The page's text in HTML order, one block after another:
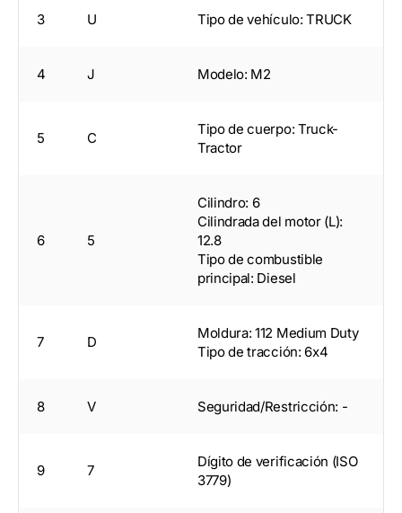
3 U Tipo de vehículo: TRUCK
4 J Modelo: M2
5 C
Tipo de cuerpo: Truck-
Tractor
6 5
Cilindro: 6
Cilindrada del motor (L):
12.8
Tipo de combustible
principal: Diesel
7 D
Moldura: 112 Medium Duty
Tipo de tracción: 6x4
8 V Seguridad/Restricción: -
9 7
Dígito de verificación (ISO
3779)